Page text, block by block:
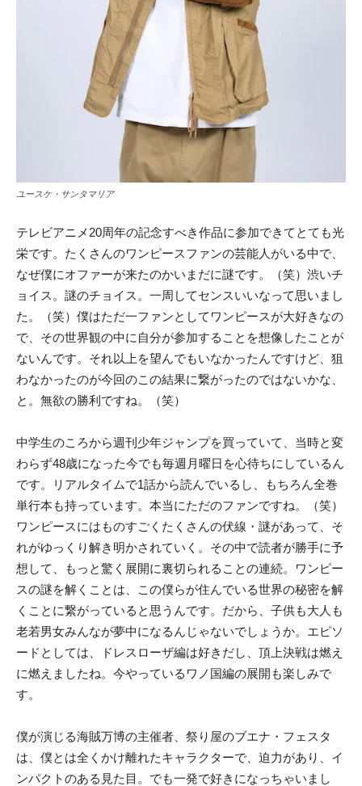
ユースケ・サンタマリア
テレビアニメ20周年の記念すべき作品に参加できてとても光
栄です。たくさんのワンピースファンの芸能人がいる中で、
なぜ僕にオファーが来たのかいまだに謎です。（笑）渋いチ
ョイス。謎のチョイス。一周してセンスいいなって思いまし
た。（笑）僕はただ一ファンとしてワンピースが大好きなの
で、その世界観の中に自分が参加することを想像したことが
ないんです。それ以上を望んでもいなかったんですけど、狙
わなかったのが今回のこの結果に繋がったのではないかな、
と。無欲の勝利ですね。（笑）
中学生のころから週刊少年ジャンプを買っていて、当時と変
わらず48歳になった今でも毎週月曜日を心待ちにしているん
です。リアルタイムで1話から読んでいるし、もちろん全巻
単行本も持っています。本当にただのファンですね。（笑）
ワンピースにはものすごくたくさんの伏線・謎があって、そ
れがゆっくり解き明かされていく。その中で読者が勝手に予
想して、もっと驚く展開に裏切られることの連続。ワンピー
スの謎を解くことは、この僕らが住んでいる世界の秘密を解
くことに繋がっていると思うんです。だから、子供も大人も
老若男女みんなが夢中になるんじゃないでしょうか。エピソ
ードとしては、ドレスローザ編は好きだし、頂上決戦は燃え
に燃えましたね。今やっているワノ国編の展開も楽しみで
す。
僕が演じる海賊万博の主催者、祭り屋のブエナ・フェスタ
は、僕とは全くかけ離れたキャラクターで、迫力があり、イ
ンパクトのある見た目。でも一発で好きになっちゃいまし